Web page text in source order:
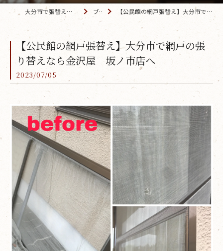
大分市で張替えなら「金沢屋 坂ノ市店」 ブログ 【公民館の網戸張替え】大分市で網戸の張り替えなら金沢屋 坂ノ市店へ
【公民館の網戸張替え】大分市で網戸の張
り替えなら金沢屋 坂ノ市店へ
2023/07/05